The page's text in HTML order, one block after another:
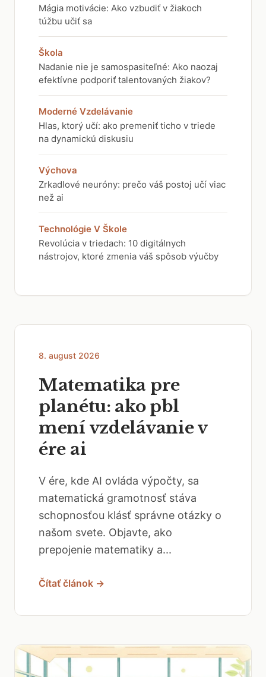
Mágia motivácie: Ako vzbudiť v žiakoch
túžbu učiť sa
Škola
Nadanie nie je samospasiteľné: Ako naozaj
efektívne podporiť talentovaných žiakov?
Moderné Vzdelávanie
Hlas, ktorý učí: ako premeniť ticho v triede
na dynamickú diskusiu
Výchova
Zrkadlové neuróny: prečo váš postoj učí viac
než ai
Technológie V Škole
Revolúcia v triedach: 10 digitálnych
nástrojov, ktoré zmenia váš spôsob výučby
8. august 2026
Matematika pre
planétu: ako pbl
mení vzdelávanie v
ére ai
V ére, kde AI ovláda výpočty, sa
matematická gramotnosť stáva
schopnosťou klásť správne otázky o
našom svete. Objavte, ako
prepojenie matematiky a...
Čítať článok →